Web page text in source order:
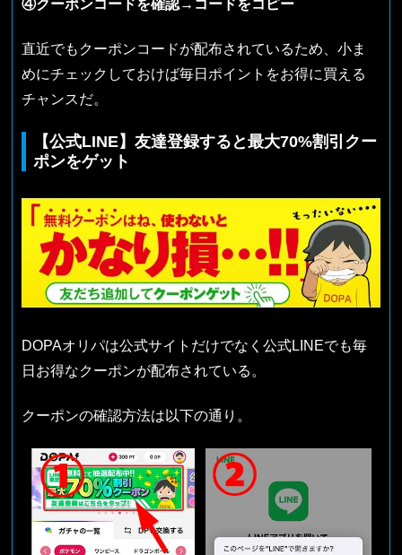
④クーポンコードを確認→コードをコピー
直近でもクーポンコードが配布されているため、小ま
めにチェックしておけば毎日ポイントをお得に買える
チャンスだ。
【公式LINE】友達登録すると最大70%割引クー
ポンをゲット
DOPAオリパは公式サイトだけでなく公式LINEでも毎
日お得なクーポンが配布されている。
クーポンの確認方法は以下の通り。